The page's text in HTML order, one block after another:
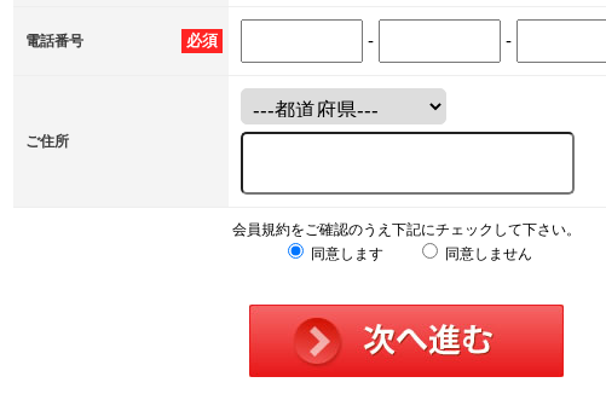
必須
電話番号 - -
ご住所
会員規約をご確認のうえ下記にチェックして下さい。
同意します
同意しません